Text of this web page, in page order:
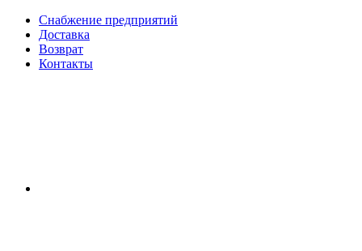
Снабжение предприятий
Доставка
Возврат
Контакты